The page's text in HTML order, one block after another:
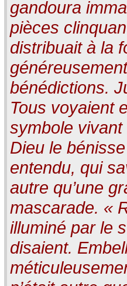
gandoura
pièces
distribuait à la
bénédictions.
Tous voyaient
symbole vivant
Dieu le
entendu, qui
autre qu’une
mascarade. «
illuminé par le
disaient.